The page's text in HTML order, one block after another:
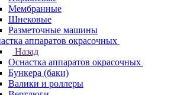
Мембранные
Шнековые
Разметочные машины
аппаратов окрасочных
Назад
Оснастка аппаратов окрасочных
Бункера (баки)
Валики и роллеры